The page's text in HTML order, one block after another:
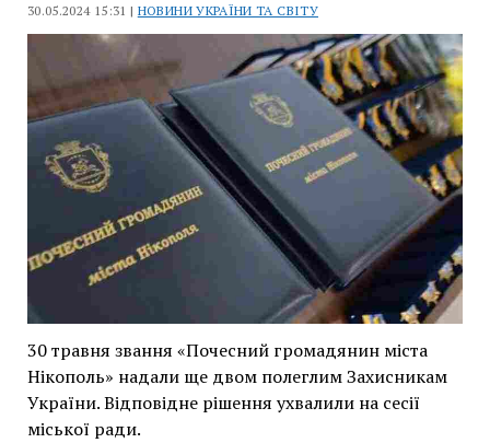
30.05.2024 15:31 | НОВИНИ УКРАЇНИ ТА СВІТУ
30 травня звання «Почесний громадянин міста
Нікополь» надали ще двом полеглим Захисникам
України. Відповідне рішення ухвалили на сесії
міської ради.